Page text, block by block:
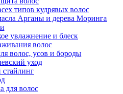
типов кудрявых волос
Арганы и дерева Моринга
увлажнение и блеск
волос
волос, усов и бороды
уход
для волос